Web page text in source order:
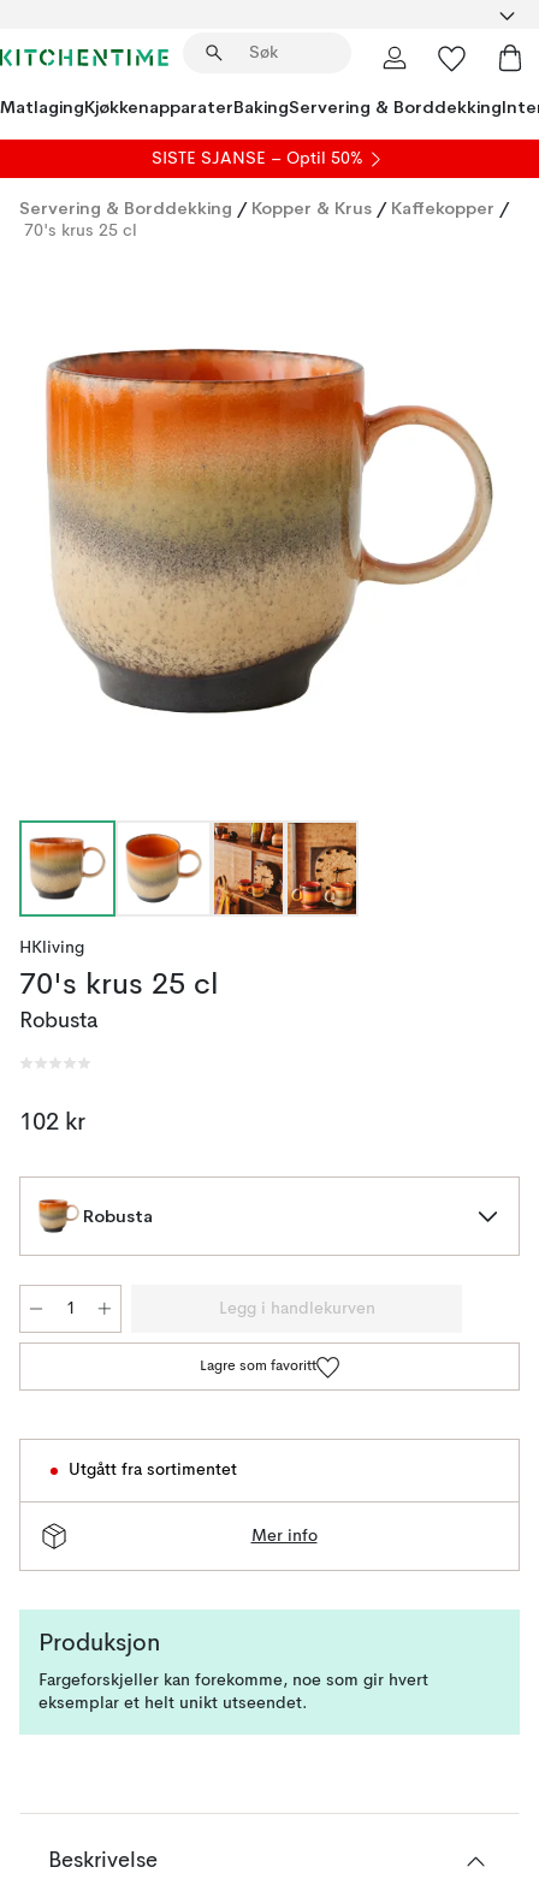
MatlagingKjøkkenapparaterBakingServering & Borddekking
SISTE SJANSE – Optil 50%
Servering & Borddekking / Kopper & Krus / Kaffekopper /
70's krus 25 cl
HKliving
70's krus 25 cl
Robusta
102 kr
Robusta
Legg i handlekurven
Lagre som favoritt
Utgått fra sortimentet
Mer info
Produksjon
Fargeforskjeller kan forekomme, noe som gir hvert
eksemplar et helt unikt utseendet.
Beskrivelse